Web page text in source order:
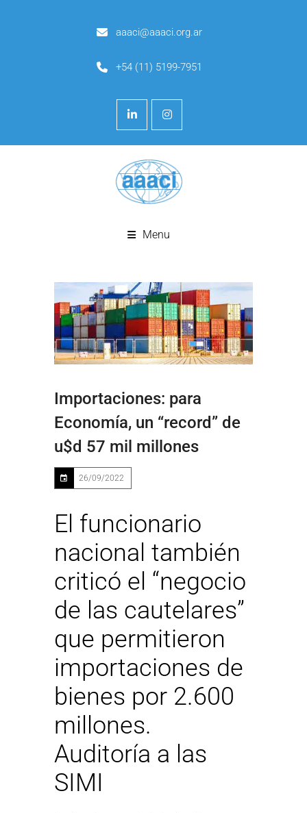
aaaci@aaaci.org.ar
+54 (11) 5199-7951
Menu
Importaciones: para
Economía, un “record” de
u$d 57 mil millones
26/09/2022
El funcionario
nacional también
criticó el “negocio
de las cautelares”
que permitieron
importaciones de
bienes por 2.600
millones.
Auditoría a las
SIMI